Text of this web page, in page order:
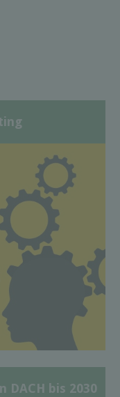
DACH bis 2030